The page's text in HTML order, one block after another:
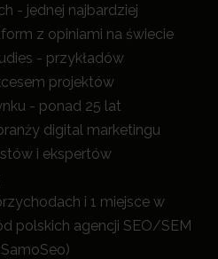
- jednej najbardziej
z opiniami na świecie
- przykładów
projektów
- ponad 25 lat
digital marketingu
i ekspertów
i 1 miejsce w
polskich agencji SEO/SEM